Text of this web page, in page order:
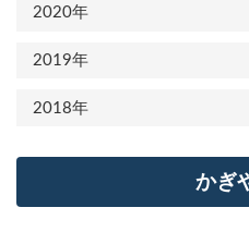
2020年
2019年
2018年
かぎ